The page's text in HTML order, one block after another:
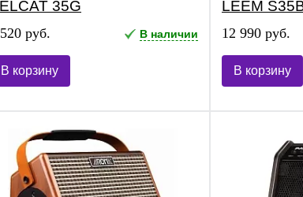
35G
руб. В наличии
В корзину
LEEM
12 990 руб.
В корзину